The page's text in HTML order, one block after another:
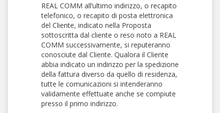
REAL COMM all’ultimo indirizzo, o recapito
telefonico, o recapito di posta elettronica
del Cliente, indicato nella Proposta
sottoscritta dal cliente o reso noto a REAL
COMM successivamente, si reputeranno
conosciute dal Cliente. Qualora il Cliente
abbia indicato un indirizzo per la spedizione
della fattura diverso da quello di residenza,
tutte le comunicazioni si intenderanno
validamente effettuate anche se compiute
presso il primo indirizzo.